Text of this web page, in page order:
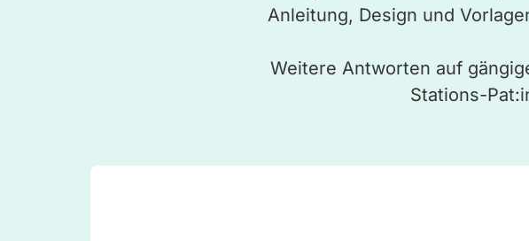
Anleitung, Design und
Weitere Antworten auf
Stations-